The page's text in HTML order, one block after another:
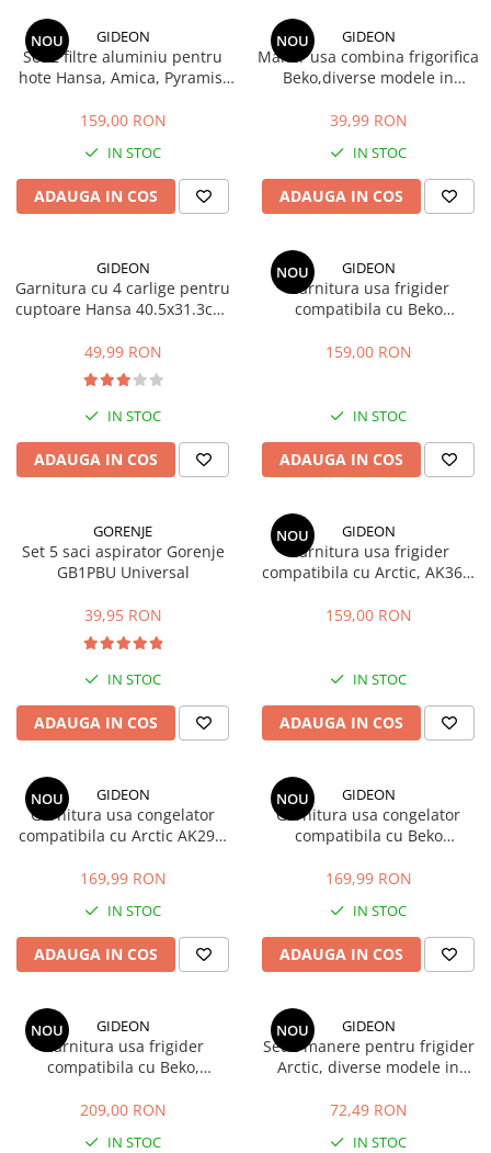
Accesorii Electrocasnice Mici
Filtre Purificatoare Aer
Accesorii Piese Aer Conditionat
NOU GIDEON
Set 2 filtre aluminiu pentru
hote Hansa, Amica, Pyramis,
mobila, 47.7x20.4 cm si
159,00 RON
IN STOC
ADAUGA IN COS
NOU GIDEON
Maner usa combina frigorifica
Beko,diverse modele in
22.5 cm
39,99 RON
IN STOC
ADAUGA IN COS
GIDEON
Garnitura cu 4 carlige pentru
cuptoare Hansa 40.5x31.3cm,
FCC, BOE, 1092, 1093,
8066308, 8065348
49,99 RON
IN STOC
ADAUGA IN COS
NOU GIDEON
Garnitura usa frigider
compatibila cu Beko
DBK386WD, DBK3862WD,
159,00 RON
IN STOC
ADAUGA IN COS
GORENJE
Set 5 saci aspirator Gorenje
GB1PBU Universal
39,95 RON
IN STOC
ADAUGA IN COS
NOU GIDEON
Garnitura usa frigider
compatibila cu Arctic, AK366,
K6370 , magnetica, 113, 5 x 58
159,00 RON
IN STOC
ADAUGA IN COS
NOU GIDEON
Garnitura usa congelator
compatibila cu Arctic AK296,
magnetica, 73,5cm x 58cm
169,99 RON
IN STOC
ADAUGA IN COS
NOU GIDEON
Garnitura usa congelator
compatibila cu Beko
DBK386WD, DBK3862WD,
5cm x 58cm
169,99 RON
IN STOC
ADAUGA IN COS
NOU GIDEON
Garnitura usa frigider
compatibila cu Beko,
RCSA406, K60406, magnetica,
209,00 RON
IN STOC
NOU GIDEON
Set 2 manere pentru frigider
Arctic, diverse modele in
21.5 cm
72,49 RON
IN STOC